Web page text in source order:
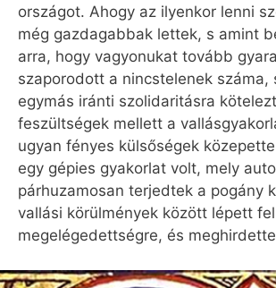
országot. Ahogy az ilyenkor lenni
még gazdagabbak lettek, s amint
arra, hogy vagyonukat tovább
szaporodott a nincstelenek
egymás iránti szolidaritásra
feszültségek mellett a
ugyan fényes külsőségek
egy gépies gyakorlat volt, mely
párhuzamosan terjedtek a pogány
vallási körülmények között lépett
megelégedettségre, és